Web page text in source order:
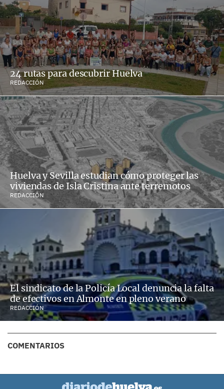
24 rutas para descubrir Huelva
REDACCIÓN
Huelva y Sevilla estudian cómo proteger las
viviendas de Isla Cristina ante terremotos
REDACCIÓN
El sindicato de la Policía Local denuncia la falta
de efectivos en Almonte en pleno verano
REDACCIÓN
COMENTARIOS